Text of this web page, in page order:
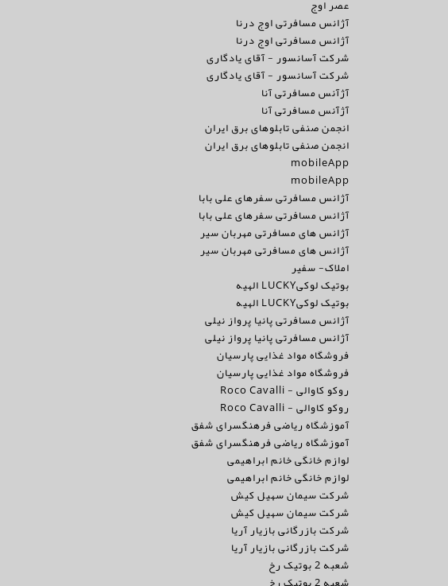
عصر اوج
آژانس مسافرتی اوج درنا
آژانس مسافرتی اوج درنا
شرکت آسانسور - آقای یادگاری
شرکت آسانسور - آقای یادگاری
آژآنس مسافرتی آنا
آژآنس مسافرتی آنا
انجمن صنفی تابلوهای برق ایران
انجمن صنفی تابلوهای برق ایران
mobileApp
mobileApp
آژانس مسافرتی سفرهای علی بابا
آژانس مسافرتی سفرهای علی بابا
آژانس های مسافرتی مهربان سیر
آژانس های مسافرتی مهربان سیر
املاک- سفیر
بوتیک لوکیLUCKY الهیه
بوتیک لوکیLUCKY الهیه
آژانس مسافرتی پانیا پرواز نیلی
آژانس مسافرتی پانیا پرواز نیلی
فروشگاه مواد غذایی پارسیان
فروشگاه مواد غذایی پارسیان
روکو کاوالی - Roco Cavalli
روکو کاوالی - Roco Cavalli
آموزشگاه ریاضی فرهنگسرای شفق
آموزشگاه ریاضی فرهنگسرای شفق
لوازم خانگی خانم ابراهیمی
لوازم خانگی خانم ابراهیمی
شرکت سیمان سهیل کیش
شرکت سیمان سهیل کیش
شرکت بازرگانی بازیار آریا
شرکت بازرگانی بازیار آریا
شعبه 2 بوتیک رخ